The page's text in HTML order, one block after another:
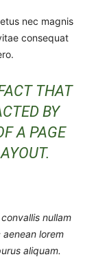
nec magnis
consequat
THAT
BY
A PAGE
nullam
lorem
aliquam.